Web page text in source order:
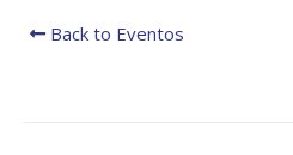
Back to Eventos